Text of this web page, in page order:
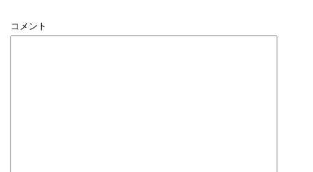
コメント